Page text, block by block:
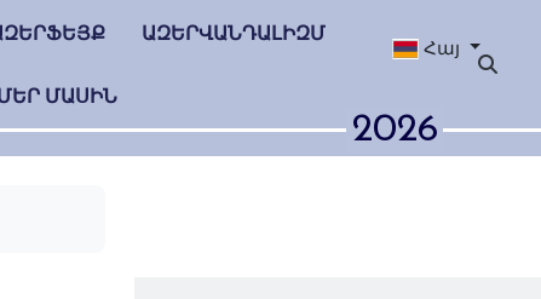
ԱԶԵՐՎԱՆԴԱԼԻԶՄ
ՄԱՍԻՆ
Հայ
2026